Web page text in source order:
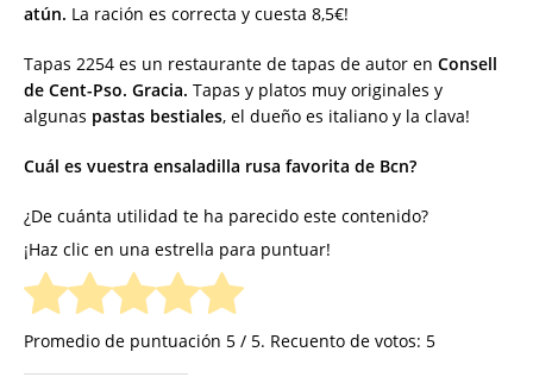
atún. La ración es correcta y cuesta 8,5€!
Tapas 2254 es un restaurante de tapas de autor en Consell
de Cent-Pso. Gracia. Tapas y platos muy originales y
algunas pastas bestiales, el dueño es italiano y la clava!
Cuál es vuestra ensaladilla rusa favorita de Bcn?
¿De cuánta utilidad te ha parecido este contenido?
¡Haz clic en una estrella para puntuar!
Promedio de puntuación 5 / 5. Recuento de votos: 5